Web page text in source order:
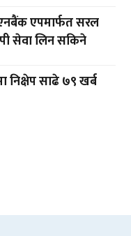
एपमार्फत सरल
सेवा लिन सकिने
निक्षेप साढे ७९ खर्ब